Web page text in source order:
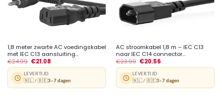
1,8 meter zwarte AC voedingskabel
met IEC C13 aansluiting...
€24.99 €21.08
LEVERTIJD
🇳🇱 / 🇧🇪3–7 dagen
AC stroomkabel 1,8 m – IEC C13
naar IEC C14 connector...
€23.99 €20.56
LEVERTIJD
🇳🇱 / 🇧🇪3–7 dagen